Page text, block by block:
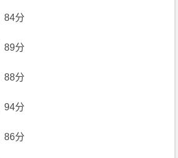
84分
89分
88分
94分
86分